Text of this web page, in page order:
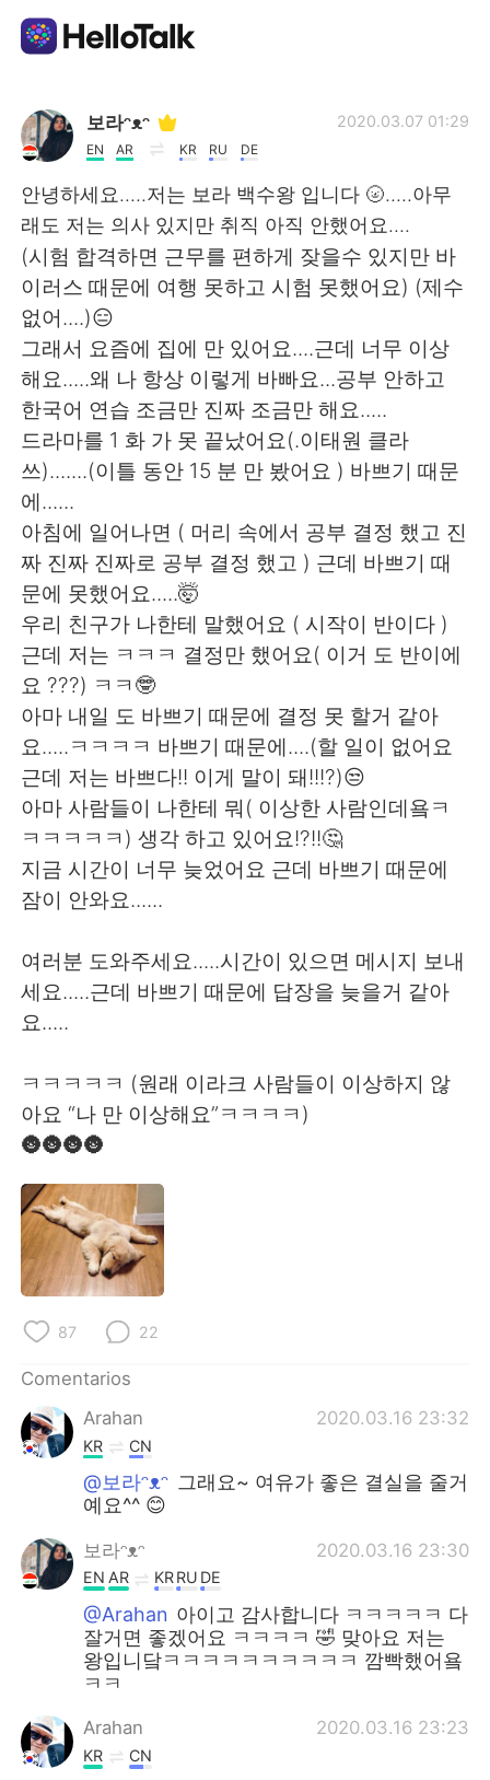
Aplicación de intercambio de idiomas
AI Grammar Checker
Español
English
繁體中文 العربية
Français Deutsch
Русский ไทย
Indonesia
Türkçe Tiếng Việt
Português
보라ᵔᴥᵔ
EN AR KR RU DE
2020.03.07 01:29
안녕하세요.....저는 보라 백수왕 입니다 🌝.....아무
래도 저는 의사 있지만 취직 아직 안했어요....
(시험 합격하면 근무를 편하게 잦을수 있지만 바
이러스 때문에 여행 못하고 시험 못했어요) (제수
없어....)😑
그래서 요즘에 집에 만 있어요....근데 너무 이상
해요.....왜 나 항상 이렇게 바빠요...공부 안하고
한국어 연습 조금만 진짜 조금만 해요.....
드라마를 1 화 가 못 끝났어요(.이태원 클라
쓰).......(이틀 동안 15 분 만 봤어요 ) 바쁘기 때문
에......
아침에 일어나면 ( 머리 속에서 공부 결정 했고 진
짜 진짜 진짜로 공부 결정 했고 ) 근데 바쁘기 때
문에 못했어요.....🤯
우리 친구가 나한테 말했어요 ( 시작이 반이다 )
근데 저는 ㅋㅋㅋ 결정만 했어요( 이거 도 반이에
요 ???) ㅋㅋ🤓
아마 내일 도 바쁘기 때문에 결정 못 할거 같아
요.....ㅋㅋㅋㅋ 바쁘기 때문에....(할 일이 없어요
근데 저는 바쁘다!! 이게 말이 돼!!!?)😒
아마 사람들이 나한테 뭐( 이상한 사람인데욬ㅋ
ㅋㅋㅋㅋㅋ) 생각 하고 있어요!?!!🤔
지금 시간이 너무 늦었어요 근데 바쁘기 때문에
잠이 안와요......
여러분 도와주세요.....시간이 있으면 메시지 보내
세요.....근데 바쁘기 때문에 답장을 늦을거 같아
요.....
ㅋㅋㅋㅋㅋ (원래 이라크 사람들이 이상하지 않
아요 “나 만 이상해요”ㅋㅋㅋㅋ)
🌚🌚🌚🌚
87 22
Comentarios
Arahan
2020.03.16 23:32
KR CN
@보라ᵔᴥᵔ 그래요~ 여유가 좋은 결실을 줄거
예요^^ 😊
보라ᵔᴥᵔ 2020.03.16 23:30
EN AR KRRU DE
@Arahan 아이고 감사합니다 ㅋㅋㅋㅋㅋ 다
잘거면 좋겠어요 ㅋㅋㅋㅋ 🤣 맞아요 저는
왕입니닼ㅋㅋㅋㅋㅋㅋㅋㅋㅋㅋ 깜빡했어욬
ㅋㅋ
Arahan 2020.03.16 23:23
KR CN